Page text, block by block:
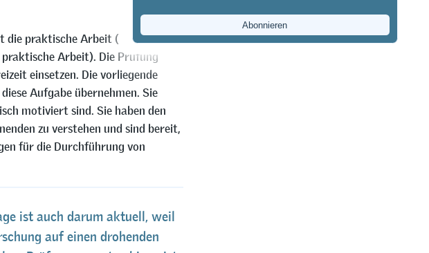
die praktische Arbeit (die
Arbeit). Die Prüfung
einsetzen. Die vorliegende
Aufgabe übernehmen. Sie
motiviert sind. Sie haben den
zu verstehen und sind bereit,
für die Durchführung von
ist auch darum aktuell, weil
auf einen drohenden